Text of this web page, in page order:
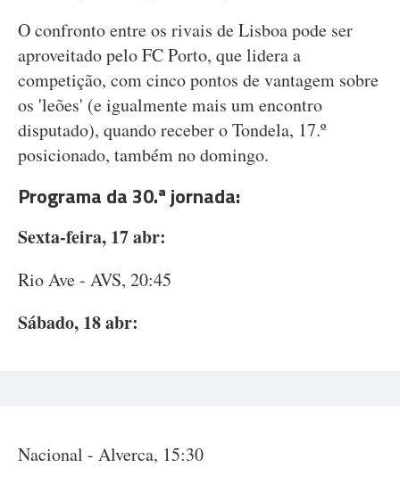
O confronto entre os rivais de Lisboa pode ser
aproveitado pelo FC Porto, que lidera a
competição, com cinco pontos de vantagem sobre
os 'leões' (e igualmente mais um encontro
disputado), quando receber o Tondela, 17.º
posicionado, também no domingo.
Programa da 30.ª jornada:
Sexta-feira, 17 abr:
Rio Ave - AVS, 20:45
Sábado, 18 abr:
Nacional - Alverca, 15:30